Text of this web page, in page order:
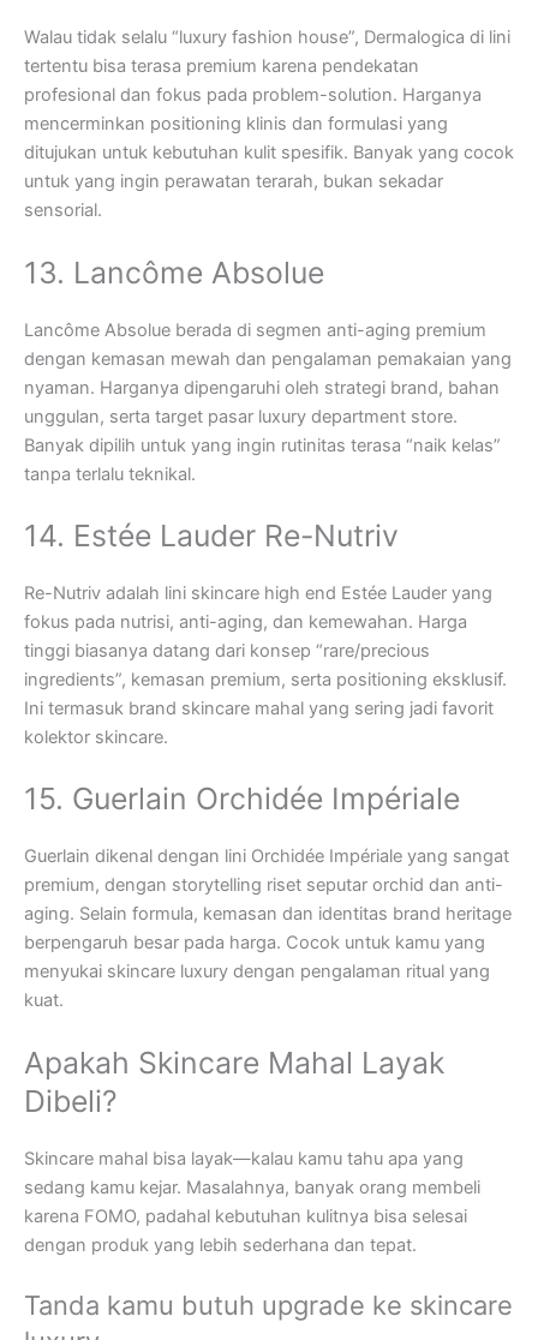
Walau tidak selalu “luxury fashion house”, Dermalogica di lini
tertentu bisa terasa premium karena pendekatan
profesional dan fokus pada problem-solution. Harganya
mencerminkan positioning klinis dan formulasi yang
ditujukan untuk kebutuhan kulit spesifik. Banyak yang cocok
untuk yang ingin perawatan terarah, bukan sekadar
sensorial.
13. Lancôme Absolue
Lancôme Absolue berada di segmen anti-aging premium
dengan kemasan mewah dan pengalaman pemakaian yang
nyaman. Harganya dipengaruhi oleh strategi brand, bahan
unggulan, serta target pasar luxury department store.
Banyak dipilih untuk yang ingin rutinitas terasa “naik kelas”
tanpa terlalu teknikal.
14. Estée Lauder Re-Nutriv
Re-Nutriv adalah lini skincare high end Estée Lauder yang
fokus pada nutrisi, anti-aging, dan kemewahan. Harga
tinggi biasanya datang dari konsep “rare/precious
ingredients”, kemasan premium, serta positioning eksklusif.
Ini termasuk brand skincare mahal yang sering jadi favorit
kolektor skincare.
15. Guerlain Orchidée Impériale
Guerlain dikenal dengan lini Orchidée Impériale yang sangat
premium, dengan storytelling riset seputar orchid dan anti-
aging. Selain formula, kemasan dan identitas brand heritage
berpengaruh besar pada harga. Cocok untuk kamu yang
menyukai skincare luxury dengan pengalaman ritual yang
kuat.
Apakah Skincare Mahal Layak
Dibeli?
Skincare mahal bisa layak—kalau kamu tahu apa yang
sedang kamu kejar. Masalahnya, banyak orang membeli
karena FOMO, padahal kebutuhan kulitnya bisa selesai
dengan produk yang lebih sederhana dan tepat.
Tanda kamu butuh upgrade ke skincare